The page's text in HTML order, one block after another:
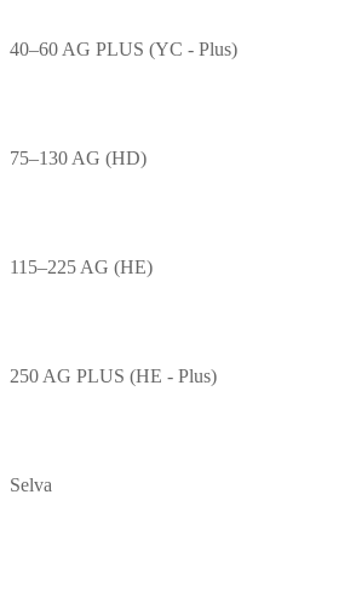
40–60 AG PLUS (YC - Plus)
75–130 AG (HD)
115–225 AG (HE)
250 AG PLUS (HE - Plus)
Selva